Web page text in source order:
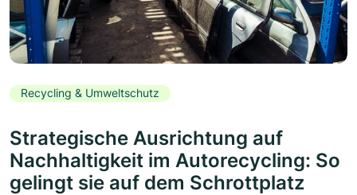
Recycling & Umweltschutz
Strategische Ausrichtung auf
Nachhaltigkeit im Autorecycling: So
gelingt sie auf dem Schrottplatz